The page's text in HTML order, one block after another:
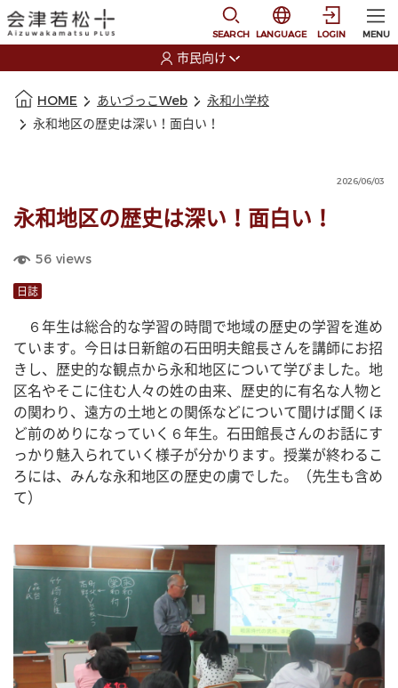
SEARCH
選択すると言語の切
LANGUAGE LOGIN MENU
市民向け
HOME あいづっこWeb
永和小学校
永和地区の歴史は深い！面白い！
2026/06/03
永和地区の歴史は深い！面白い！
56 views
日誌
６年生は総合的な学習の時間で地域の歴史の学習を進め
ています。今日は日新館の石田明夫館長さんを講師にお招
きし、歴史的な観点から永和地区について学びました。地
区名やそこに住む人々の姓の由来、歴史的に有名な人物と
の関わり、遠方の土地との関係などについて聞けば聞くほ
ど前のめりになっていく６年生。石田館長さんのお話にす
っかり魅入られていく様子が分かります。授業が終わるこ
ろには、みんな永和地区の歴史の虜でした。（先生も含め
て）